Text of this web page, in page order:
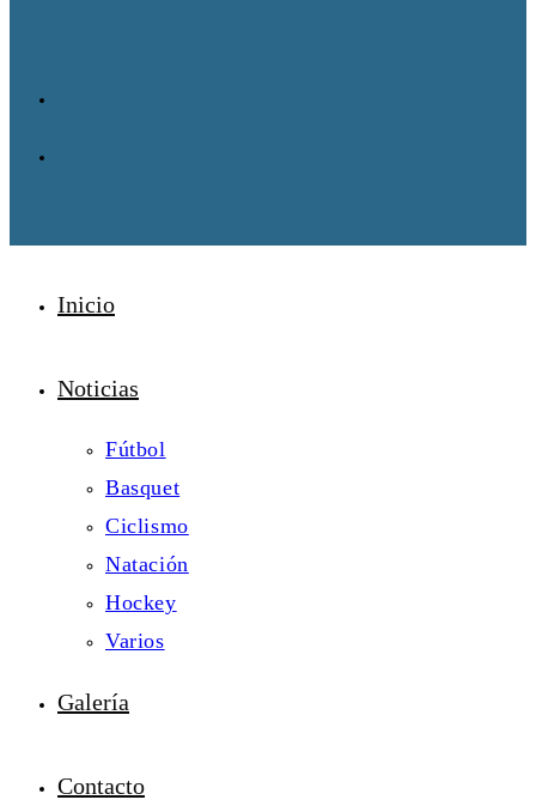
Inicio
Noticias
Fútbol
Basquet
Ciclismo
Natación
Hockey
Varios
Galería
Contacto